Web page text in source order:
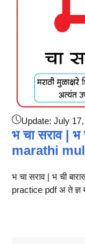
Update: July
भ चा सराव | भ
marathi
भ चा सराव | भ ची
practice pdf अ ते ज्ञ